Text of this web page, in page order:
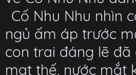
Cố Nhu Nhu nhìn
ngủ ấm áp trước
con trai đáng lẽ đã
mạt thế, nước mắt